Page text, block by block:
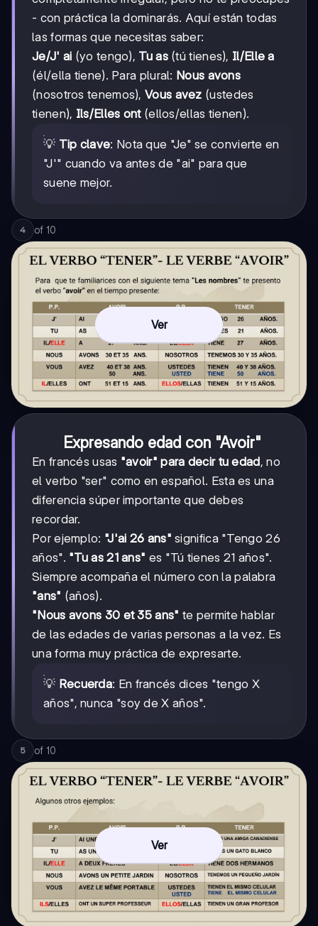
- con práctica la dominarás. Aquí están todas
las formas que necesitas saber:
Je/J' ai (yo tengo), Tu as(tú tienes), Il/Elle a
(él/ella tiene). Para plural: Nous avons
(nosotros tenemos),Vous avez (ustedes
tienen), Ils/Elles ont(ellos/ellas tienen).
💡 Tip clave: Nota que "Je" se convierte en
"J'" cuando va antes de "ai" para que
suene mejor.
4 of 10
Ver
Expresando edad con "Avoir"
En francés usas "avoir" para decir tu edad, no
el verbo "ser" como en español. Esta es una
diferencia súper importante que debes
recordar.
Por ejemplo: "J'ai 26 ans" significa "Tengo 26
años". "Tu as 21 ans" es "Tú tienes 21 años".
Siempre acompaña el número con la palabra
"ans" (años).
"Nous avons 30 et 35 ans" te permite hablar
de las edades de varias personas a la vez. Es
una forma muy práctica de expresarte.
💡 Recuerda: En francés dices "tengo X
años", nunca "soy de X años".
5 of 10
Ver